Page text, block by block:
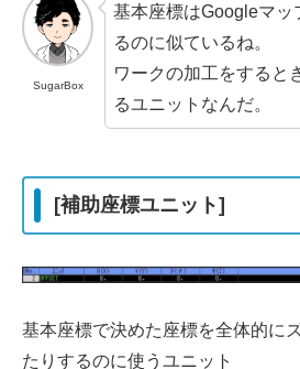
SugarBox
基本座標はGoogleマッ
るのに似ているね。
ワークの加工をすると
るユニットなんだ。
[補助座標ユニット]
基本座標で決めた座標を全体的に
たりするのに使うユニット